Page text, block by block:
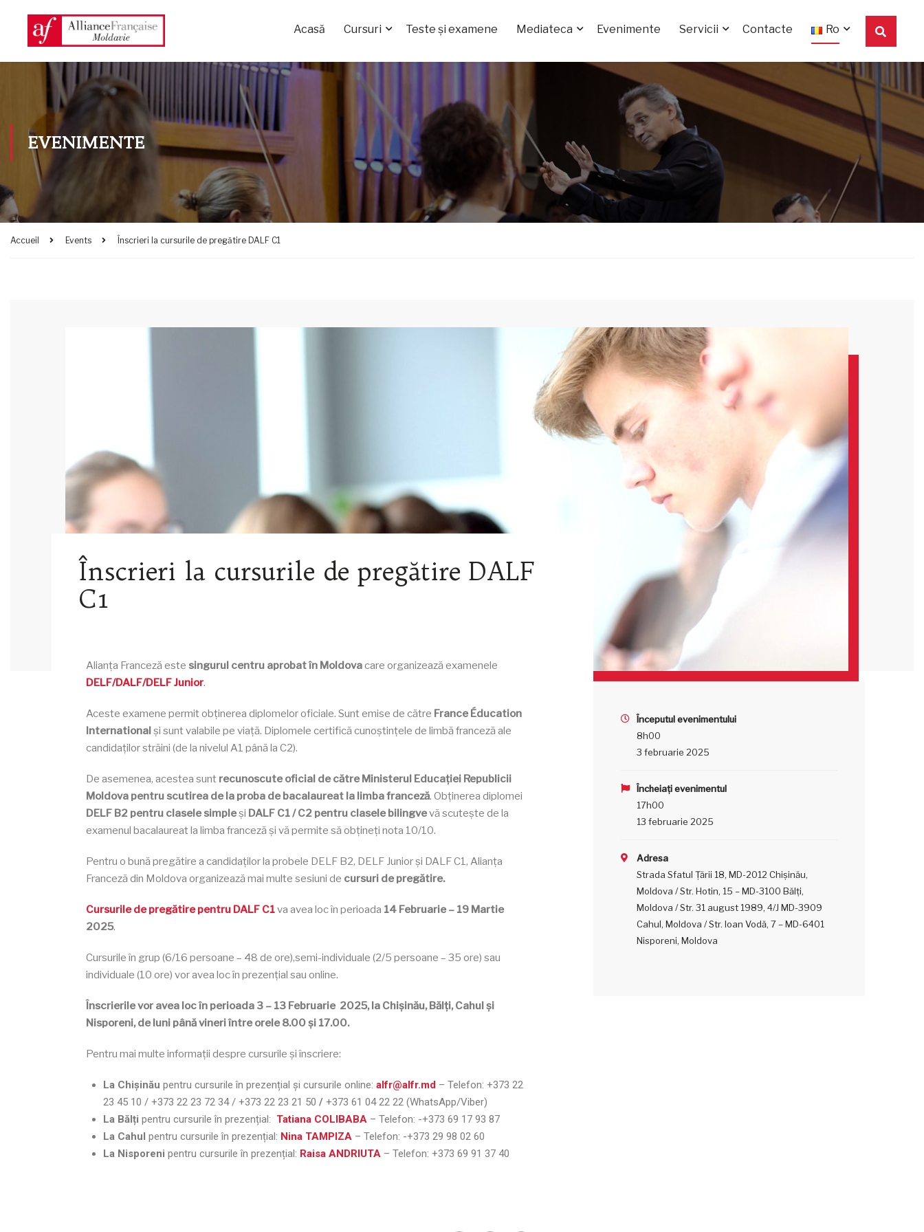
Acasă Cursuri Teste și examene Mediateca Evenimente Servicii Contacte Ro
EVENIMENTE
Accueil Events Înscrieri la cursurile de pregătire DALF C1
Înscrieri la cursurile de pregătire DALF
C1
Alianța Franceză este singurul centru aprobat în Moldovacare organizează examenele
DELF/DALF/DELF Junior.
Aceste examene permit obținerea diplomelor oficiale. Sunt emise de către France Éducation
International și sunt valabile pe viață. Diplomele certifică cunoștințele de limbă franceză ale
candidaților străini (de la nivelul A1 până la C2).
De asemenea, acestea sunt recunoscute oficial de către Ministerul Educației Republicii
Moldova pentru scutirea de la proba de bacalaureat la limba franceză. Obținerea diplomei
DELF B2 pentru clasele simpleși DALF C1 / C2 pentru clasele bilingvevă scutește de la
examenul bacalaureat la limba franceză și vă permite să obțineți nota 10/10.
Pentru o bună pregătire a candidaților la probele DELF B2, DELF Junior și DALF C1, Alianța
Franceză din Moldova organizează mai multe sesiuni de cursuri de pregătire.
Cursurile de pregătire pentru DALF C1va avea loc în perioada 14 Februarie – 19 Martie
2025.
Cursurile în grup (6/16 persoane – 48 de ore),semi-individuale (2/5 persoane – 35 ore) sau
individuale (10 ore) vor avea loc în prezențial sau online.
Înscrierile vor avea loc în perioada 3 – 13 Februarie 2025, la Chișinău, Bălți, Cahul şi
Nisporeni, de luni până vineri între orele 8.00 și 17.00.
Pentru mai multe informații despre cursurile și înscriere:
La Chișinău pentru cursurile în prezențial și cursurile online: alfr@alfr.md – Telefon: +373 22
23 45 10 / +373 22 23 72 34 / +373 22 23 21 50 / +373 61 04 22 22 (WhatsApp/Viber)
La Bălți pentru cursurile în prezențial: Tatiana COLIBABA – Telefon: -+373 69 17 93 87
La Cahul pentru cursurile în prezențial: Nina TAMPIZA – Telefon: -+373 29 98 02 60
La Nisporeni pentru cursurile în prezențial: Raisa ANDRIUTA – Telefon: +373 69 91 37 40
Începutul evenimentului
8h00
3 februarie 2025
Încheiați evenimentul
17h00
13 februarie 2025
Adresa
Strada Sfatul Țării 18, MD-2012 Chișinău,
Moldova / Str. Hotin, 15 – MD-3100 Bălţi,
Moldova / Str. 31 august 1989, 4/J MD-3909
Cahul, Moldova / Str. Ioan Vodă, 7 – MD-6401
Nisporeni, Moldova